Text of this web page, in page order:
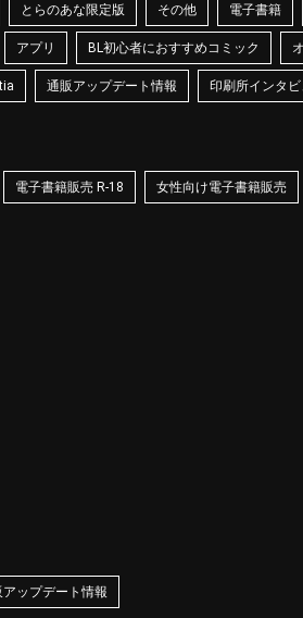
とらのあな限定版 その他 電子書籍
アプリ BL初心者におすすめコミック
通販アップデート情報 印刷所インタ
電子書籍販売 R-18 女性向け電子書籍販売
アップデート情報